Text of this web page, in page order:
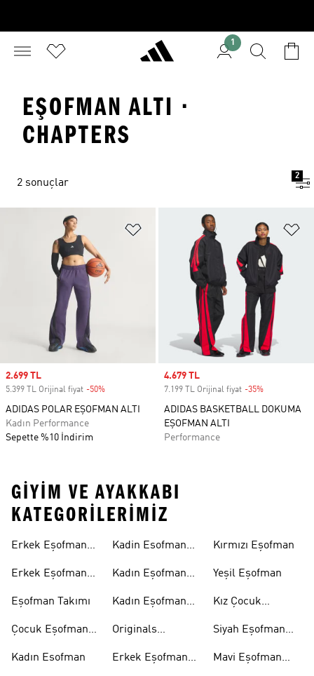
1
EŞOFMAN ALTI ·
CHAPTERS
2 sonuçlar
2
Favori Listesine Ekle
Sale price
2.699 TL
5.399 TL Orijinal fiyat -50%
ADIDAS POLAR EŞOFMAN ALTI
Kadın Performance
Sepette %10 İndirim
Sale price
4.679 TL
7.199 TL Orijinal fiyat -35%
ADIDAS BASKETBALL DOKUMA
EŞOFMAN ALTI
Performance
GIYIM VE AYAKKABI
KATEGORILERIMIZ
Erkek Eşofman
Erkek Eşofman
Eşofman Takımı
Çocuk Eşofman
Kadın Esofman
Kadin Esofman
Kadın Eşofman
Kadın Eşofman
Originals
Erkek Eşofman
Kırmızı Eşofman
Yeşil Eşofman
Kız Çocuk
Siyah Eşofman
Mavi Eşofman